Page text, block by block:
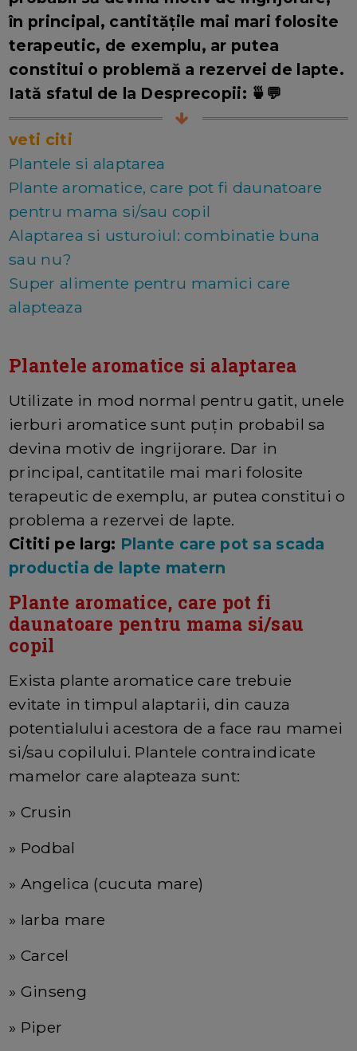
în principal, cantitățile mai mari folosite
terapeutic, de exemplu, ar putea
constitui o problemă a rezervei de lapte.
Iată sfatul de la Desprecopii: 🍵💬
veti citi
Plantele si alaptarea
Plante aromatice, care pot fi daunatoare
pentru mama si/sau copil
Alaptarea si usturoiul: combinatie buna
sau nu?
Super alimente pentru mamici care
alapteaza
Plantele aromatice si alaptarea
Utilizate in mod normal pentru gatit, unele
ierburi aromatice sunt puţin probabil sa
devina motiv de ingrijorare. Dar in
principal, cantitatile mai mari folosite
terapeutic de exemplu, ar putea constitui o
problema a rezervei de lapte.
Cititi pe larg: Plante care pot sa scada
productia de lapte matern
Plante aromatice, care pot fi
daunatoare pentru mama si/sau
copil
Exista plante aromatice care trebuie
evitate in timpul alaptarii, din cauza
potentialului acestora de a face rau mamei
si/sau copilului. Plantele contraindicate
mamelor care alapteaza sunt:
» Crusin
» Podbal
» Angelica (cucuta mare)
» Iarba mare
» Carcel
» Ginseng
» Piper